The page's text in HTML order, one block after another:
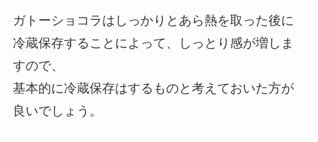
ガトーショコラはしっかりとあら熱を取った後に
冷蔵保存することによって、しっとり感が増しま
すので、
基本的に冷蔵保存はするものと考えておいた方が
良いでしょう。